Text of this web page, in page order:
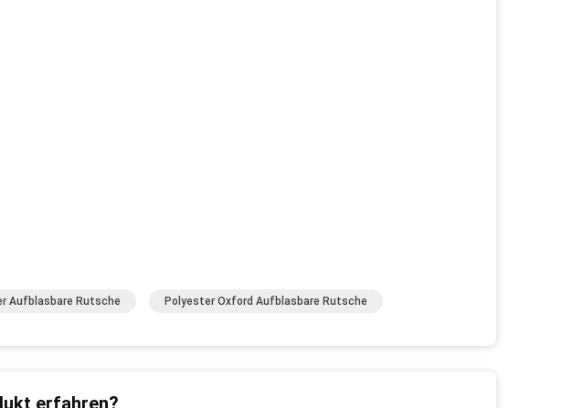
Aufblasbare Rutsche Polyester Oxford Aufblasbare Rutsche
erfahren?